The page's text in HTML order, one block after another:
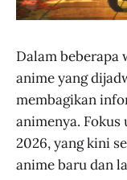
Dalam beberapa
anime yang
membagikan
animenya.
2026, yang kini
anime baru dan